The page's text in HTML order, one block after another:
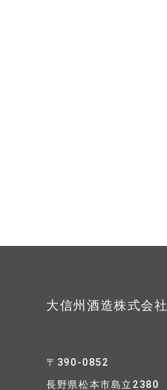
大信州酒造株式会社
〒390-0852
長野県松本市島立2380